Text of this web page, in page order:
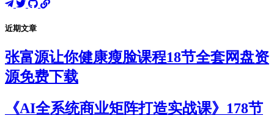
近期文章
张富源让你健康瘦脸课程18节全套网盘资
源免费下载
《AI全系统商业矩阵打造实战课》178节